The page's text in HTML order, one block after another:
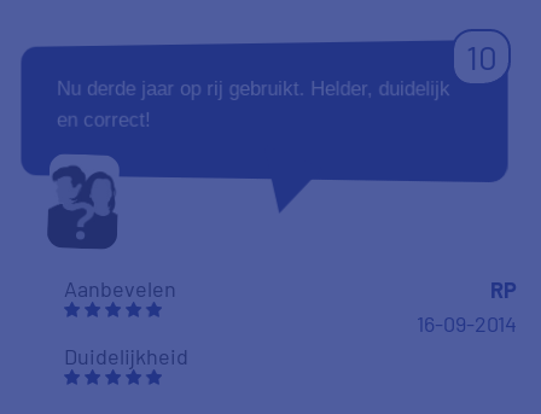
10
Nu derde jaar op rij gebruikt. Helder, duidelijk
en correct!
Aanbevelen
Duidelijkheid
RP
16-09-2014